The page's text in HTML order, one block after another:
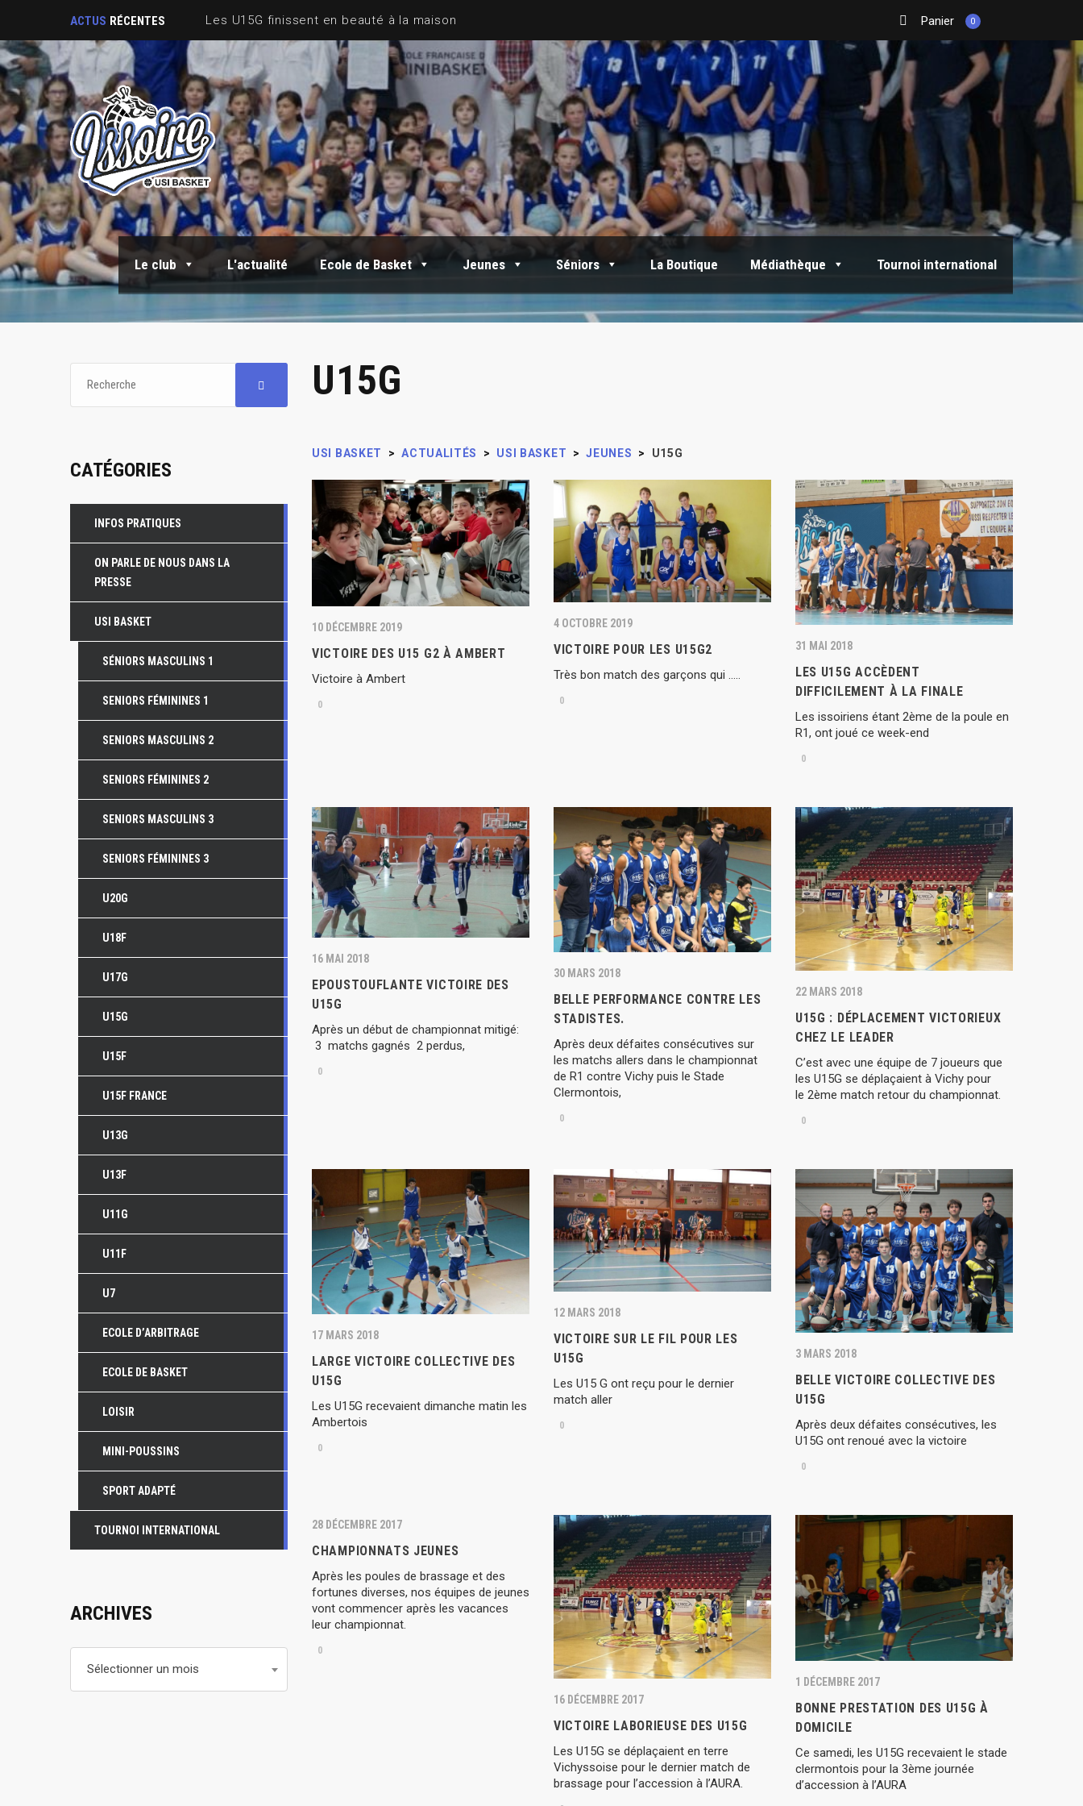
ACTUS RÉCENTES Panier 0
Le club L'actualité Ecole de Basket Jeunes Séniors La Boutique Médiathèque Tournoi international
U15G
USI BASKET > ACTUALITÉS > USI BASKET > JEUNES > U15G
10 DÉCEMBRE 2019
VICTOIRE DES U15 G2 À AMBERT
Victoire à Ambert
0
4 OCTOBRE 2019
VICTOIRE POUR LES U15G2
Très bon match des garçons qui …..
0
31 MAI 2018
LES U15G ACCÈDENT
DIFFICILEMENT À LA FINALE
Les issoiriens étant 2ème de la poule en
R1, ont joué ce week-end
0
16 MAI 2018
EPOUSTOUFLANTE VICTOIRE DES
U15G
Après un début de championnat mitigé:
3 matchs gagnés 2 perdus,
0
30 MARS 2018
BELLE PERFORMANCE CONTRE LES
STADISTES.
Après deux défaites consécutives sur
les matchs allers dans le championnat
de R1 contre Vichy puis le Stade
Clermontois,
0
22 MARS 2018
U15G : DÉPLACEMENT VICTORIEUX
CHEZ LE LEADER
C’est avec une équipe de 7 joueurs que
les U15G se déplaçaient à Vichy pour
le 2ème match retour du championnat.
0
17 MARS 2018
LARGE VICTOIRE COLLECTIVE DES
U15G
Les U15G recevaient dimanche matin les
Ambertois
0
12 MARS 2018
VICTOIRE SUR LE FIL POUR LES
U15G
Les U15 G ont reçu pour le dernier
match aller
0
3 MARS 2018
BELLE VICTOIRE COLLECTIVE DES
U15G
Après deux défaites consécutives, les
U15G ont renoué avec la victoire
0
28 DÉCEMBRE 2017
CHAMPIONNATS JEUNES
Après les poules de brassage et des
fortunes diverses, nos équipes de jeunes
vont commencer après les vacances
leur championnat.
0
16 DÉCEMBRE 2017
VICTOIRE LABORIEUSE DES U15G
Les U15G se déplaçaient en terre
Vichyssoise pour le dernier match de
brassage pour l’accession à l’AURA.
1 DÉCEMBRE 2017
BONNE PRESTATION DES U15G À
DOMICILE
Ce samedi, les U15G recevaient le stade
clermontois pour la 3ème journée
d’accession à l’AURA
CATÉGORIES
INFOS PRATIQUES
ON PARLE DE NOUS DANS LA
PRESSE
USI BASKET
SÉNIORS MASCULINS 1
SENIORS FÉMININES 1
SENIORS MASCULINS 2
SENIORS FÉMININES 2
SENIORS MASCULINS 3
SENIORS FÉMININES 3
U20G
U18F
U17G
U15G
U15F
U15F FRANCE
U13G
U13F
U11G
U11F
U7
ECOLE D’ARBITRAGE
ECOLE DE BASKET
LOISIR
MINI-POUSSINS
SPORT ADAPTÉ
TOURNOI INTERNATIONAL
ARCHIVES
Sélectionner un mois